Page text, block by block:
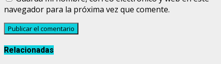
navegador para la próxima vez que comente.
Relacionadas